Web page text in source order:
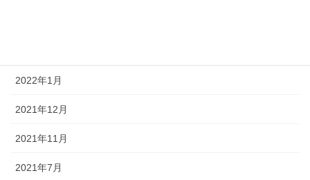
2022年1月
2021年12月
2021年11月
2021年7月